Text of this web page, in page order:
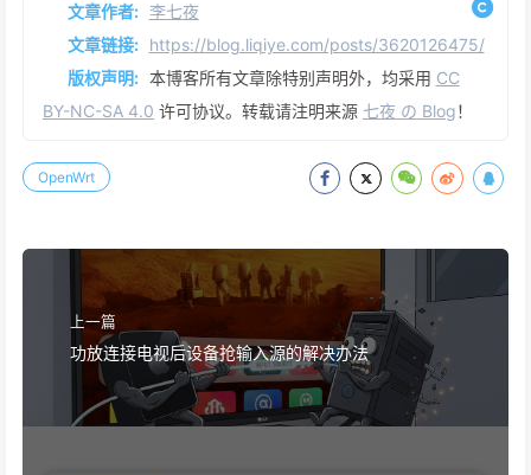
文章作者: 李七夜
文章链接: https://blog.liqiye.com/posts/3620126475/
版权声明: 本博客所有文章除特别声明外，均采用 CC
BY-NC-SA 4.0 许可协议。转载请注明来源 七夜 の Blog！
OpenWrt
上一篇
功放连接电视后设备抢输入源的解决办法